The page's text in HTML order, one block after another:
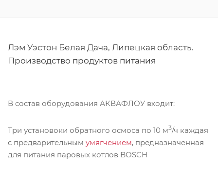
Лэм Уэстон Белая Дача, Липецкая область.
Производство продуктов питания
В состав оборудования АКВАФЛОУ входит:
Три установоки обратного осмоса по 10 м3/ч каждая
с предварительным умягчением, предназначенная
для питания паровых котлов BOSCH